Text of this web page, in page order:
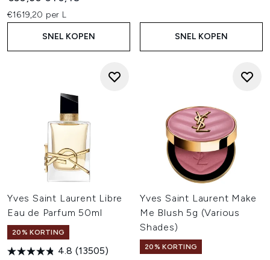
€1619,20 per L
SNEL KOPEN SNEL KOPEN
Yves Saint Laurent Libre
Eau de Parfum 50ml
20% KORTING
4.8 (13505)
Yves Saint Laurent Make
Me Blush 5g (Various
Shades)
20% KORTING